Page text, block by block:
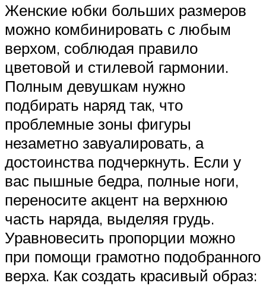
Женские юбки больших размеров
можно комбинировать с любым
верхом, соблюдая правило
цветовой и стилевой гармонии.
Полным девушкам нужно
подбирать наряд так, что
проблемные зоны фигуры
незаметно завуалировать, а
достоинства подчеркнуть. Если у
вас пышные бедра, полные ноги,
переносите акцент на верхнюю
часть наряда, выделяя грудь.
Уравновесить пропорции можно
при помощи грамотно подобранного
верха. Как создать красивый образ: